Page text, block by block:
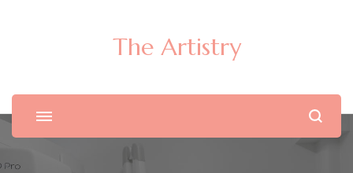
The Artistry